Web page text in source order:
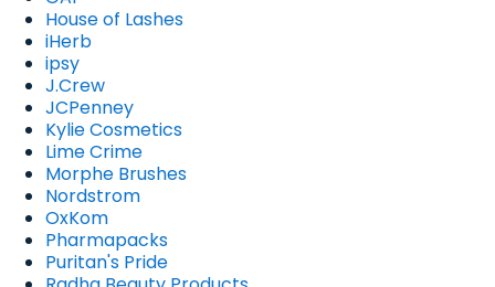
House of Lashes
iHerb
ipsy
J.Crew
JCPenney
Kylie Cosmetics
Lime Crime
Morphe Brushes
Nordstrom
OxKom
Pharmapacks
Puritan's Pride